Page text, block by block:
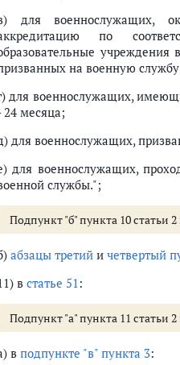
для военнослужащих,
по
на военную
для военнослужащих,
24 месяца;
для военнослужащих,
для военнослужащих,
службы.";
Подпункт "б" пункта 10 статьи
абзацы третий и четвертый
в статье 51:
Подпункт "а" пункта 11 статьи
в подпункте "в" пункта 3: